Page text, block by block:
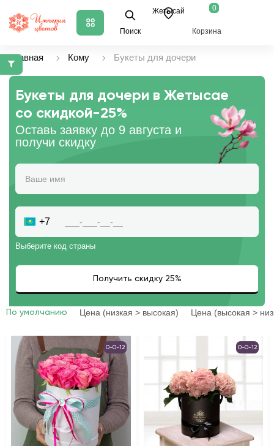
Поиск
Жетысай 0
Корзина
Главная Кому Букеты для дочери
Букеты для дочери в Жетысае
со скидкой-25%
Оставь заявку до 9 августа и
получи скидку
+7
Выберите код страны
По умолчанию Цена (низкая > высокая) Цена (высокая >
0-0-12 0-0-12